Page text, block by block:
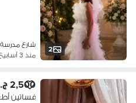
2
شارع مدرسة
منذ 3 أسابيع
2,500 ج.م
فساتين